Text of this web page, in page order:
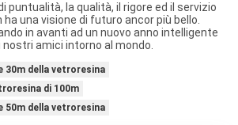
puntualità, la qualità, il rigore ed il servizio
ha una visione di futuro ancor più bello.
in avanti ad un nuovo anno intelligente
amici intorno al mondo.
30m della vetroresina
di 100m
50m della vetroresina